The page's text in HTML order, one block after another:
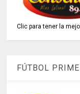
Clic para tener la
FÚTBOL